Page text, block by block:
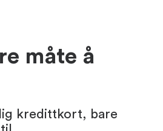
måte å
kredittkort, bare